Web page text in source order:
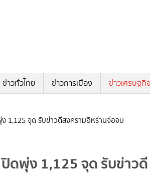
ข่าวทั่วไทย ข่าวการเมือง ข่าวเศรษฐกิจ
1,125 จุด รับข่าวดีสงครามอิหร่านจ่อจบ
ดพุ่ง 1,125 จุด รับข่าวดี